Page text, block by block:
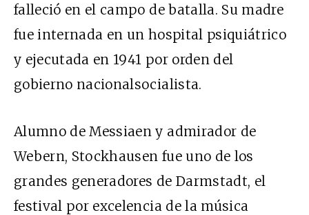
falleció en el campo de batalla. Su madre
fue internada en un hospital psiquiátrico
y ejecutada en 1941 por orden del
gobierno nacionalsocialista.
Alumno de Messiaen y admirador de
Webern, Stockhausen fue uno de los
grandes generadores de Darmstadt, el
festival por excelencia de la música